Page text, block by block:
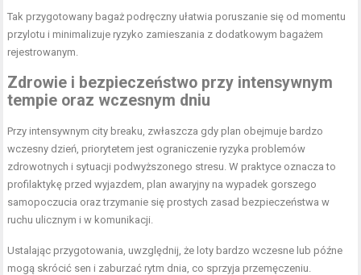
Tak przygotowany bagaż podręczny ułatwia poruszanie się od momentu
przylotu i minimalizuje ryzyko zamieszania z dodatkowym bagażem
rejestrowanym.
Zdrowie i bezpieczeństwo przy intensywnym
tempie oraz wczesnym dniu
Przy intensywnym city breaku, zwłaszcza gdy plan obejmuje bardzo
wczesny dzień, priorytetem jest ograniczenie ryzyka problemów
zdrowotnych i sytuacji podwyższonego stresu. W praktyce oznacza to
profilaktykę przed wyjazdem, plan awaryjny na wypadek gorszego
samopoczucia oraz trzymanie się prostych zasad bezpieczeństwa w
ruchu ulicznym i w komunikacji.
Ustalając przygotowania, uwzględnij, że loty bardzo wczesne lub późne
mogą skrócić sen i zaburzać rytm dnia, co sprzyja przemęczeniu.